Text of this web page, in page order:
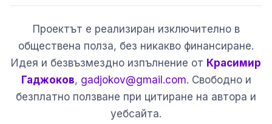
Проектът е реализиран изключително в
обществена полза, без никакво финансиране.
Идея и безвъзмездно изпълнение от Красимир
Гаджоков, gadjokov@gmail.com. Свободно и
безплатно ползване при цитиране на автора и
уебсайта.